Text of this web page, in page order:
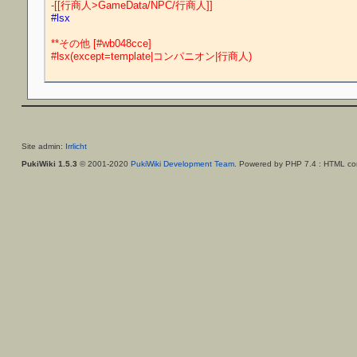
-[[行商人>GameData/NPC/行商人]]
#lsx
**その他 [#wb048cce]
#lsx(except=template|コンパニオン|行商人)
Site admin: Irrlicht
PukiWiki 1.5.3 © 2001-2020 PukiWiki Development Team. Powered by PHP 7.4 : HTML